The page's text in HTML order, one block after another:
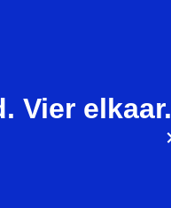
Vier elkaar.